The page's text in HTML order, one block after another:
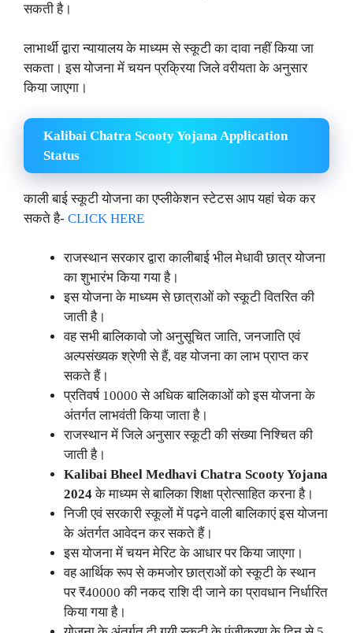
सकती है।
लाभार्थी द्वारा न्यायालय के माध्यम से स्कूटी का दावा नहीं किया जा
सकता। इस योजना में चयन प्रक्रिया जिले वरीयता के अनुसार
किया जाएगा।
Kalibai Chatra Scooty Yojana Application
Status
काली बाई स्कूटी योजना का एप्लीकेशन स्टेटस आप यहां चेक कर
सकते है- CLICK HERE
राजस्थान सरकार द्वारा कालीबाई भील मेधावी छात्र योजना
का शुभारंभ किया गया है।
इस योजना के माध्यम से छात्राओं को स्कूटी वितरित की
जाती है।
वह सभी बालिकावो जो अनुसूचित जाति, जनजाति एवं
अल्पसंख्यक श्रेणी से हैं, वह योजना का लाभ प्राप्त कर
सकते हैं।
प्रतिवर्ष 10000 से अधिक बालिकाओं को इस योजना के
अंतर्गत लाभवंती किया जाता है।
राजस्थान में जिले अनुसार स्कूटी की संख्या निश्चित की
जाती है।
Kalibai Bheel Medhavi Chatra Scooty Yojana
2024के माध्यम से बालिका शिक्षा प्रोत्साहित करना है।
निजी एवं सरकारी स्कूलों में पढ़ने वाली बालिकाएं इस योजना
के अंतर्गत आवेदन कर सकते हैं।
इस योजना में चयन मेरिट के आधार पर किया जाएगा।
वह आर्थिक रूप से कमजोर छात्राओं को स्कूटी के स्थान
पर ₹40000 की नकद राशि दी जाने का प्रावधान निर्धारित
किया गया है।